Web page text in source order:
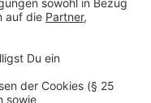
Münster
können."
stünden bereit.